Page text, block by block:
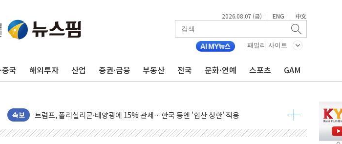
2026.08.07 (금) | ENG | 中文
패밀리 사이트
중국 해외투자 산업 증권·금융 부동산 전국 문화·연예 스포츠 GAM
속보
중기부, 떡국·떡볶이떡 제조업 '생계형 적합업종' 재지정...5년 더 보호
[브라질증시] 금리 인하에도 추가 완화 불확실성에 1.2% 하락 마감
카드사 고객 유입 창구 된 '트래블카드'…휴가철 넘어 장기 고객 묶는다
제나벨, 배우 공승연 브랜드 모델 발탁… 부산 광안서 약국 팝업스토어 운영
[채권/외환] 국제유가 급등에 미 국채금리·달러 동반 상승…시장, 美 고용지표 촉각
트럼프, '원정출산 시민권 차단' 행정명령 서명…출생시민권 제한 재시동